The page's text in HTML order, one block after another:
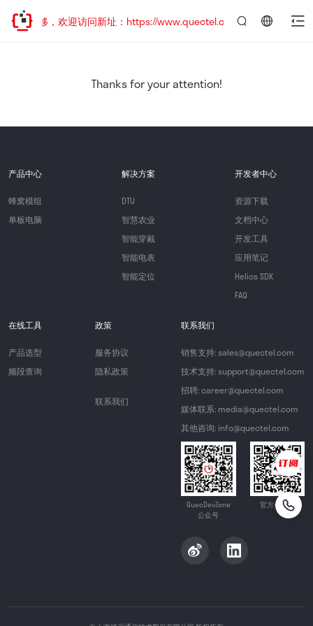
址已迁移，欢迎访问新址：https://www.quectel.com.cn
Thanks for your attention!
产品中心
蜂窝模组
单板电脑
解决方案
DTU
智慧农业
智能穿戴
智能电表
智能定位
开发者中心
资源下载
文档中心
开发工具
应用笔记
Helios SDK
FAQ
在线工具
产品选型
频段查询
政策
服务协议
隐私政策
联系我们
联系我们
销售支持: sales@quectel.com
技术支持: support@quectel.com
招聘: career@quectel.com
媒体联系: media@quectel.com
其他咨询: info@quectel.com
QuecDevZone
公众号
官方公众号